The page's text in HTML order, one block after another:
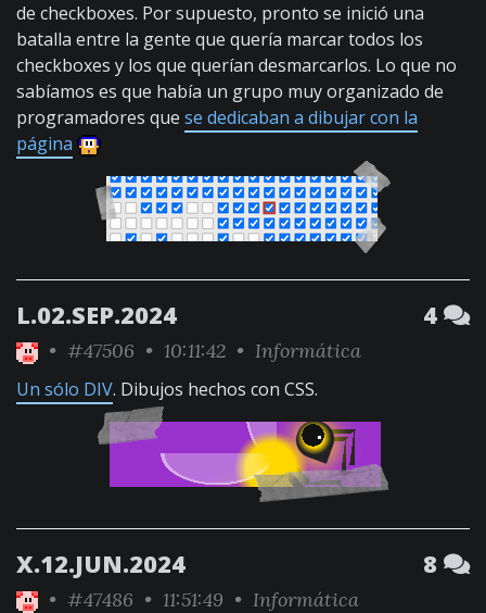
de checkboxes. Por supuesto, pronto se inició una
batalla entre la gente que quería marcar todos los
checkboxes y los que querían desmarcarlos. Lo que no
sabíamos es que había un grupo muy organizado de
programadores que se dedicaban a dibujar con la
página
L.02.SEP.2024 4
• #47506 • 10:11:42 • Informática
Un sólo DIV. Dibujos hechos con CSS.
X.12.JUN.2024 8
• #47486 • 11:51:49 • Informática